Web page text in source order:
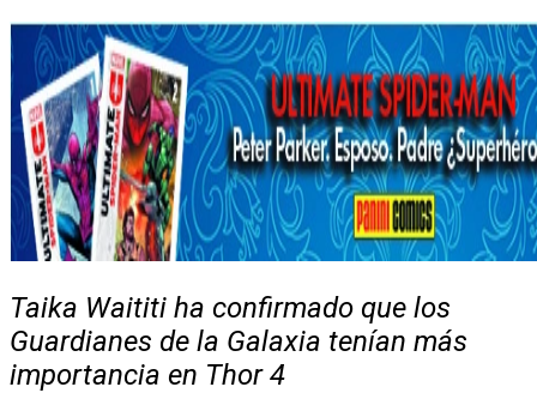
Taika Waititi ha confirmado que los
Guardianes de la Galaxia tenían más
importancia en Thor 4